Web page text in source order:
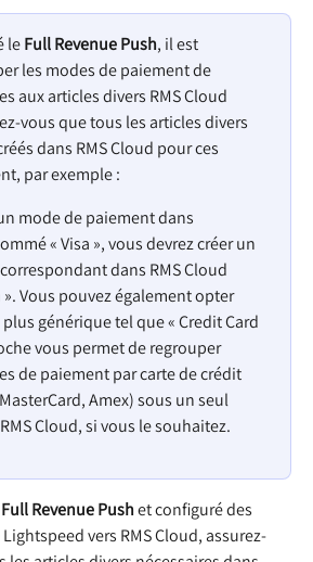
le Full Revenue Push, il est
les modes de paiement de
aux articles divers RMS Cloud
vous que tous les articles divers
dans RMS Cloud pour ces
par exemple :
mode de paiement dans
« Visa », vous devrez créer un
dans RMS Cloud
Vous pouvez également opter
générique tel que « Credit Card
vous permet de regrouper
de paiement par carte de crédit
Amex) sous un seul
Cloud, si vous le souhaitez.
Full Revenue Push et configuré des
vers RMS Cloud, assurez-